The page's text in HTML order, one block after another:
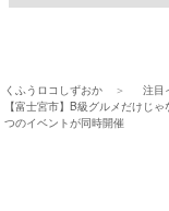
くふうロコしずおか
注目
【富士宮市】B級グルメだけじ
つのイベントが同時開催